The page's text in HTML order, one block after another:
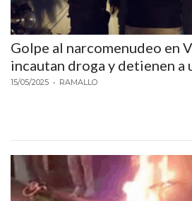
Golpe al narcomenudeo en
incautan droga y detienen a
15/05/2025 • RAMALLO